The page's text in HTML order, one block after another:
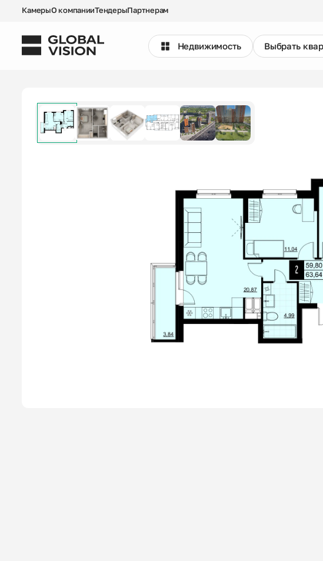
КамерыО компанииТендерыПартнерам
Недвижимость Выбрать
Проекты